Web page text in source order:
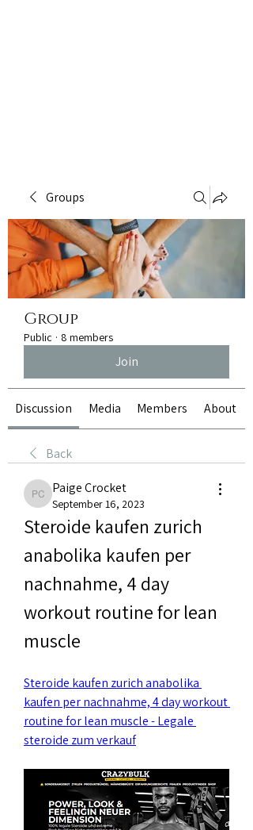
Groups
Group
Public · 8 members
Join
Discussion Media Members About
Back
Paige Crocket
Paige Crocket
September 16, 2023
Steroide kaufen zurich
anabolika kaufen per
nachnahme, 4 day
workout routine for lean
muscle
Steroide kaufen zurich anabolika
kaufen per nachnahme, 4 day workout
routine for lean muscle - Legale
steroide zum verkauf